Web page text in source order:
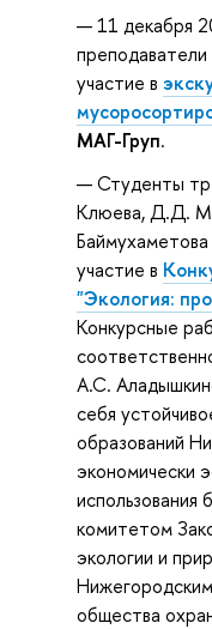
11 декабря
участие в
МАГ-Груп.
Студенты
Клюева, Д.Д.
участие в
"Экология:
Конкурсные
А.С.
себя
образований
экономически
использования
комитетом
экологии и
общества